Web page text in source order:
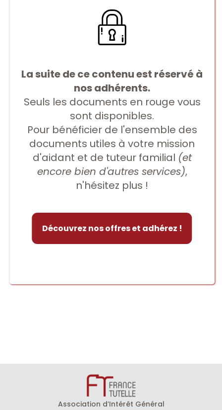
La suite de ce contenu est réservé à
nos adhérents.
Seuls les documents en rouge vous
sont disponibles.
Pour bénéficier de l'ensemble des
documents utiles à votre mission
d'aidant et de tuteur familial (et
encore bien d'autres services),
n'hésitez plus !
Découvrez nos offres et adhérez !
Association d’Intérêt Général